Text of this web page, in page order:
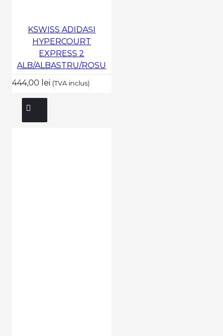
KSWISS ADIDAȘI
HYPERCOURT
EXPRESS 2
ALB/ALBASTRU/ROSU
444,00 lei (TVA inclus)